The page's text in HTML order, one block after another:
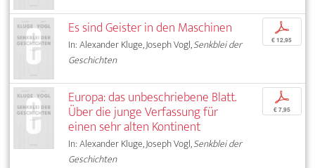
Es sind Geister in den Maschinen
In: Alexander Kluge, Joseph Vogl,Senkblei der
Geschichten
p
€ 12,95
Europa: das unbeschriebene Blatt.
Über die junge Verfassung für
einen sehr alten Kontinent
In: Alexander Kluge, Joseph Vogl,Senkblei der
Geschichten
p
€ 7,95